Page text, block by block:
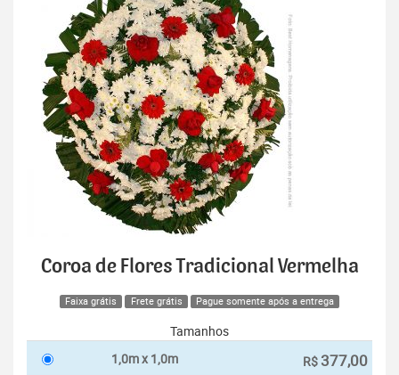
Coroa de Flores Tradicional Vermelha
Faixa grátis Frete grátis Pague somente após a entrega
Tamanhos
1,0m x 1,0m
R$ 377,00